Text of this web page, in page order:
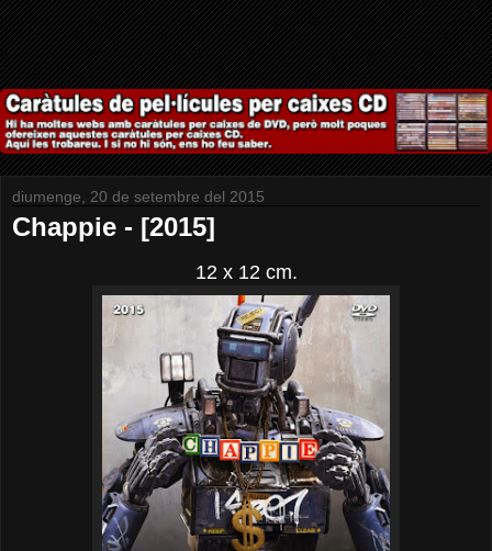
diumenge, 20 de setembre del 2015
Chappie - [2015]
12 x 12 cm.